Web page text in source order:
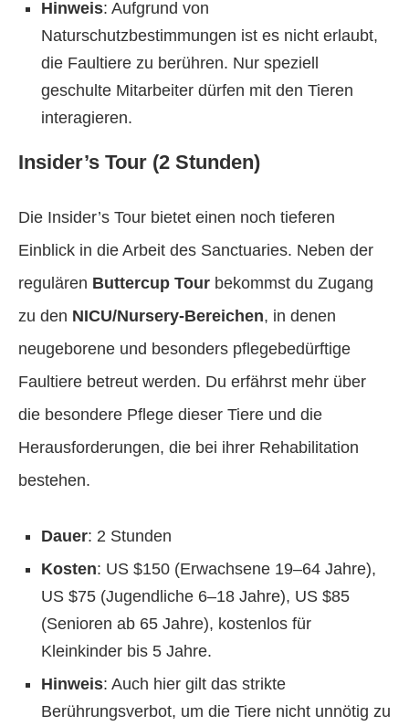
Hinweis: Aufgrund von
Naturschutzbestimmungen ist es nicht erlaubt,
die Faultiere zu berühren. Nur speziell
geschulte Mitarbeiter dürfen mit den Tieren
interagieren.
Insider’s Tour (2 Stunden)
Die Insider’s Tour bietet einen noch tieferen
Einblick in die Arbeit des Sanctuaries. Neben der
regulären Buttercup Tour bekommst du Zugang
zu den NICU/Nursery-Bereichen, in denen
neugeborene und besonders pflegebedürftige
Faultiere betreut werden. Du erfährst mehr über
die besondere Pflege dieser Tiere und die
Herausforderungen, die bei ihrer Rehabilitation
bestehen.
Dauer: 2 Stunden
Kosten: US $150 (Erwachsene 19–64 Jahre),
US $75 (Jugendliche 6–18 Jahre), US $85
(Senioren ab 65 Jahre), kostenlos für
Kleinkinder bis 5 Jahre.
Hinweis: Auch hier gilt das strikte
Berührungsverbot, um die Tiere nicht unnötig zu